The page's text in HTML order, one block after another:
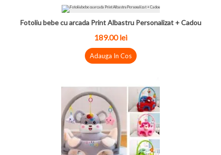
Fotoliu bebe cu arcada Print Albastru Personalizat + Cadou
189.00 lei
Adauga In Cos